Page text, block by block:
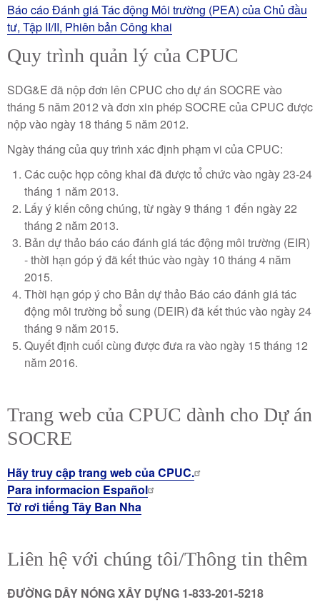
Báo cáo Đánh giá Tác động Môi trường (PEA) của Chủ đầu
tư, Tập II/II, Phiên bản Công khai
Quy trình quản lý của CPUC
SDG&E đã nộp đơn lên CPUC cho dự án SOCRE vào
tháng 5 năm 2012 và đơn xin phép SOCRE của CPUC được
nộp vào ngày 18 tháng 5 năm 2012.
Ngày tháng của quy trình xác định phạm vi của CPUC:
Các cuộc họp công khai đã được tổ chức vào ngày 23-24
tháng 1 năm 2013.
Lấy ý kiến ​​công chúng, từ ngày 9 tháng 1 đến ngày 22
tháng 2 năm 2013.
Bản dự thảo báo cáo đánh giá tác động môi trường (EIR)
- thời hạn góp ý đã kết thúc vào ngày 10 tháng 4 năm
2015.
Thời hạn góp ý cho Bản dự thảo Báo cáo đánh giá tác
động môi trường bổ sung (DEIR) đã kết thúc vào ngày 24
tháng 9 năm 2015.
Quyết định cuối cùng được đưa ra vào ngày 15 tháng 12
năm 2016.
Trang web của CPUC dành cho Dự án
SOCRE
Hãy truy cập trang web của CPUC.
Para informacion Español
Tờ rơi tiếng Tây Ban Nha
Liên hệ với chúng tôi/Thông tin thêm
ĐƯỜNG DÂY NÓNG XÂY DỰNG 1-833-201-5218